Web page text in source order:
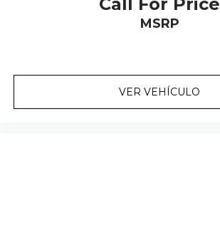
MSRP
VER VEHÍCULO